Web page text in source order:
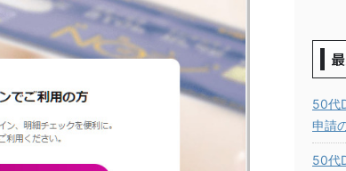
50代
申請
50代